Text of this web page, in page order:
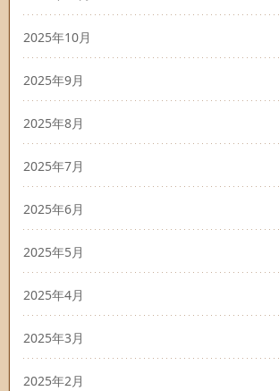
2025年10月
2025年9月
2025年8月
2025年7月
2025年6月
2025年5月
2025年4月
2025年3月
2025年2月